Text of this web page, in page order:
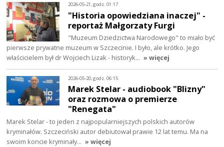
2026-05-21, godz. 01:17
"Historia opowiedziana inaczej" -
reportaż Małgorzaty Furgi
"Muzeum Dziedzictwa Narodowego" to miało być
pierwsze prywatne muzeum w Szczecinie. I było, ale krótko. Jego
właścicielem był dr Wojciech Lizak - historyk… » więcej
2026-05-20, godz. 06:15
Marek Stelar - audiobook "Blizny"
oraz rozmowa o premierze
"Renegata"
Marek Stelar - to jeden z najpopularniejszych polskich autorów
kryminałów. Szczeciński autor debiutował prawie 12 lat temu. Ma na
swoim koncie kryminały… » więcej